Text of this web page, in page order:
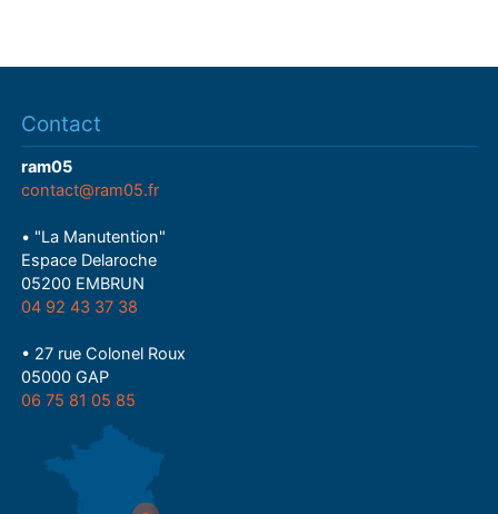
Contact
ram05
contact@ram05.fr
• "La Manutention"
Espace Delaroche
05200 EMBRUN
04 92 43 37 38
• 27 rue Colonel Roux
05000 GAP
06 75 81 05 85